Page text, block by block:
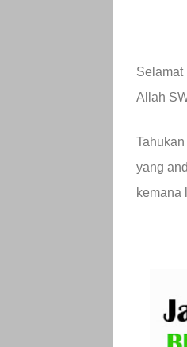
Selamat
Allah
yang
kemana